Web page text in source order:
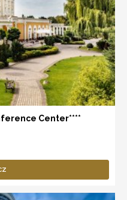
Center****